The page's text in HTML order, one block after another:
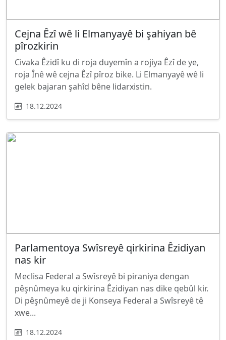
Cejna Êzî wê li Elmanyayê bi şahiyan bê
pîrozkirin
Civaka Êzidî ku di roja duyemîn a rojiya Êzî de ye,
roja Înê wê cejna Êzî pîroz bike. Li Elmanyayê wê li
gelek bajaran şahîd bêne lidarxistin.
18.12.2024
Parlamentoya Swîsreyê qirkirina Êzidiyan
nas kir
Meclisa Federal a Swîsreyê bi piraniya dengan
pêşnûmeya ku qirkirina Êzidiyan nas dike qebûl kir.
Di pêşnûmeyê de ji Konseya Federal a Swîsreyê tê
xwe...
18.12.2024